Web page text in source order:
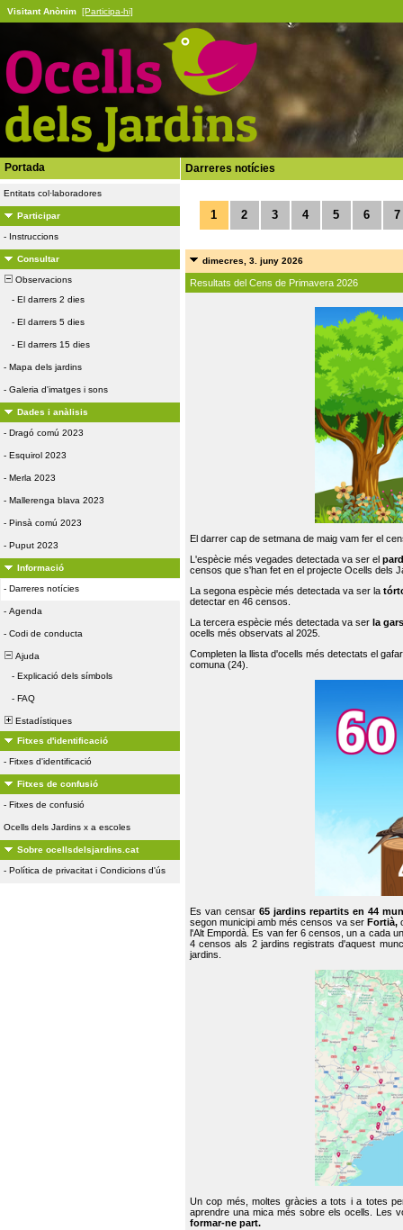
Visitant Anònim [Participa-hi]
Portada
Entitats col·laboradores
Participar
- Instruccions
Consultar
Observacions
- El darrers 2 dies
- El darrers 5 dies
- El darrers 15 dies
- Mapa dels jardins
- Galeria d'imatges i sons
Dades i anàlisis
- Dragó comú 2023
- Esquirol 2023
- Merla 2023
- Mallerenga blava 2023
- Pinsà comú 2023
- Puput 2023
Informació
- Darreres notícies
- Agenda
- Codi de conducta
Ajuda
- Explicació dels símbols
- FAQ
Estadístiques
Fitxes d'identificació
- Fitxes d'identificació
Fitxes de confusió
- Fitxes de confusió
Ocells dels Jardins x a escoles
Sobre ocellsdelsjardins.cat
- Política de privacitat i Condicions d'ús
Darreres notícies
1 2 3 4 5 6 7
dimecres, 3. juny 2026
Resultats del Cens de Primavera 2026
El darrer cap de setmana de maig vam fer el
L'espècie més vegades detectada va ser el
censos que s'han fet en el projecte Ocells dels
La segona espècie més detectada va ser la
detectar en 46 censos.
La tercera espècie més detectada va ser la
ocells més observats al 2025.
Completen la llista d'ocells més detectats el
comuna (24).
Es van censar65 jardins repartits en 44
segon municipi amb més censos va ser Fortià,
l'Alt Empordà. Es van fer 6 censos, un a cada
4 censos als 2 jardins registrats d'aquest
jardins.
Un cop més, moltes gràcies a tots i a totes
aprendre una mica més sobre els ocells. Les
formar-ne part.